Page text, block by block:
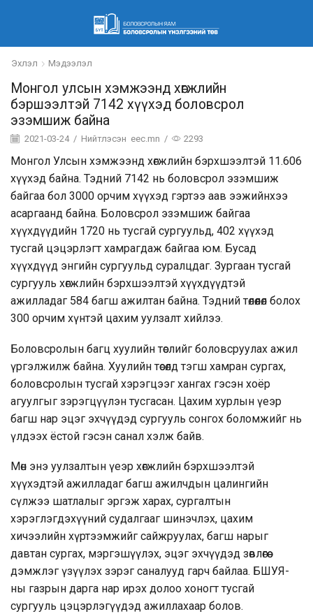
Эхлэл Мэдээлэл
Монгол улсын хэмжээнд хөгжлийн
бэршээлтэй 7142 хүүхэд боловсрол
эзэмшиж байна
2021-03-24 / Нийтлэсэн eec.mn / 2293
Монгол Улсын хэмжээнд хөгжлийн бэрхшээлтэй 11.606
хүүхэд байна. Тэдний 7142 нь боловсрол эзэмшиж
байгаа бол 3000 орчим хүүхэд гэртээ аав ээжийнхээ
асаргаанд байна. Боловсрол эзэмшиж байгаа
хүүхдүүдийн 1720 нь тусгай сургуульд, 402 хүүхэд
тусгай цэцэрлэгт хамрагдаж байгаа юм. Бусад
хүүхдүүд энгийн сургуульд суралцдаг. Зургаан тусгай
сургууль хөгжлийн бэрхшээлтэй хүүхдүүдтэй
ажилладаг 584 багш ажилтан байна. Тэдний төлөөлөл болох
300 орчим хүнтэй цахим уулзалт хийлээ.
Боловсролын багц хуулийн төслийг боловсруулах ажил
үргэлжилж байна. Хуулийн төсөлд тэгш хамран сургах,
боловсролын тусгай хэрэгцээг хангах гэсэн хоёр
агуулгыг зэрэгцүүлэн тусгасан. Цахим хурлын үеэр
багш нар эцэг эхчүүдэд сургууль сонгох боломжийг нь
үлдээх ёстой гэсэн санал хэлж байв.
Мөн энэ уулзалтын үеэр хөгжлийн бэрхшээлтэй
хүүхэдтэй ажилладаг багш ажилчдын цалингийн
сүлжээ шатлалыг эргэж харах, сургалтын
хэрэглэгдэхүүний судалгааг шинэчлэх, цахим
хичээлийн хүртээмжийг сайжруулах, багш нарыг
давтан сургах, мэргэшүүлэх, эцэг эхчүүдэд зөвлөгөө
дэмжлэг үзүүлэх зэрэг саналууд гарч байлаа. БШУЯ-
ны газрын дарга нар ирэх долоо хоногт тусгай
сургууль цэцэрлэгүүдэд ажиллахаар болов.